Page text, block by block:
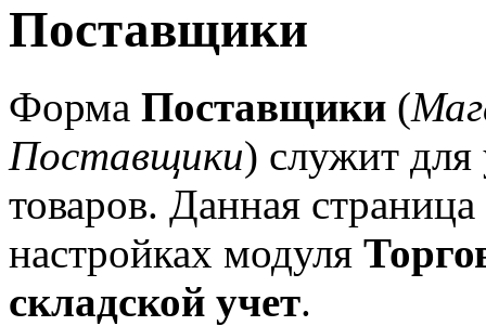
Поставщики
Форма Поставщики (
Поставщики) служит для
товаров. Данная
настройках модуля
складской учет.